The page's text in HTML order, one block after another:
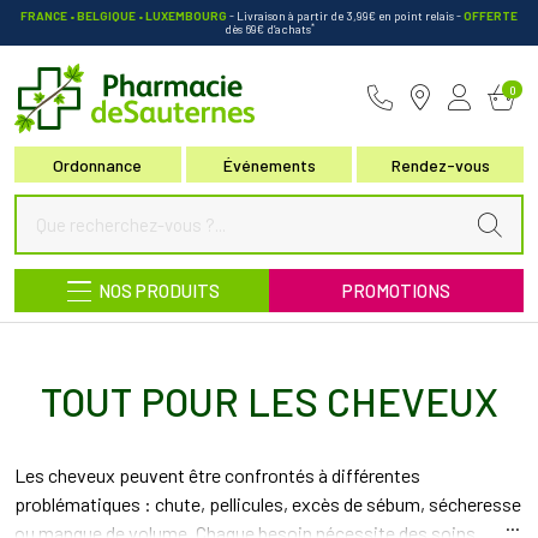
FRANCE • BELGIQUE • LUXEMBOURG - Livraison à partir de 3,99€ en point relais-OFFERTE
dès 69€ d’achats*
Ordonnance Événements Rendez-vous
0
NOS PRODUITS PROMOTIONS
TOUT POUR LES CHEVEUX
Les cheveux peuvent être confrontés à différentes
problématiques : chute, pellicules, excès de sébum, sécheresse
ou manque de volume. Chaque besoin nécessite des soins